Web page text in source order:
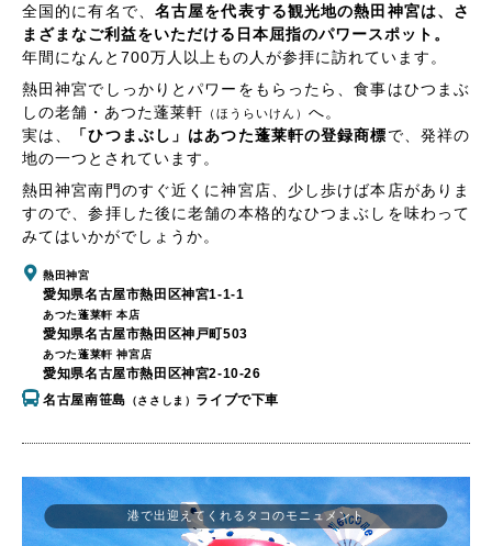
全国的に有名で、 名古屋を代表する観光地の熱田神宮は、さ
まざまなご利益をいただける日本屈指のパワースポット。
年間になんと700万人以上もの人が参拝に訪れています。
熱田神宮でしっかりとパワーをもらったら、食事はひつまぶ
しの老舗・あつた蓬莱軒 （ほうらいけん） へ。
実は、
「ひつまぶし」はあつた蓬莱軒の登録商標で、発祥の
地の一つとされています。
熱田神宮南門のすぐ近くに神宮店、少し歩けば本店がありま
すので、参拝した後に老舗の本格的なひつまぶしを味わって
みてはいかがでしょうか。
熱田神宮
愛知県名古屋市熱田区神宮1-1-1
あつた蓬莱軒 本店
愛知県名古屋市熱田区神戸町503
あつた蓬莱軒 神宮店
愛知県名古屋市熱田区神宮2-10-26
名古屋南笹島 （ささしま） ライブで下車
港で出迎えてくれるタコのモニュメント